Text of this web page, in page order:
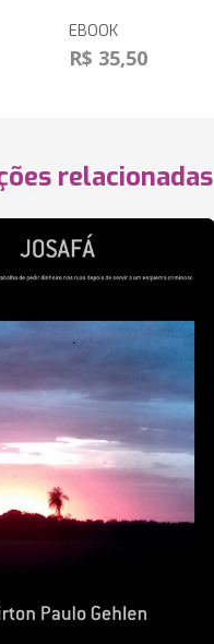
EBOOK
R$ 35,50
relacionadas